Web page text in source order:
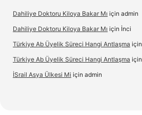
Dahiliye Doktoru Kiloya Bakar Mı için admin
Dahiliye Doktoru Kiloya Bakar Mı için İnci
Türkiye Ab Üyelik Süreci Hangi Antlaşma için
Türkiye Ab Üyelik Süreci Hangi Antlaşma için
İSrail Asya Ülkesi Mi için admin